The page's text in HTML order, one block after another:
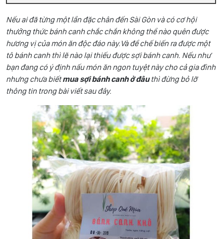
Nếu ai đã từng một lần đặc chân đến Sài Gòn và có cơ hội
thưởng thức bánh canh chắc chắn không thể nào quên được
hương vị của món ăn độc đáo này.Và để chế biến ra được một
tô bánh canh thì lẽ nào lại thiếu được sợi bánh canh. Nếu như
bạn đang có ý định nấu món ăn ngon tuyệt này cho cả gia đình
nhưng chưa biếtmua sợi bánh canh ở đâuthì đừng bỏ lỡ
thông tin trong bài viết sau đây.